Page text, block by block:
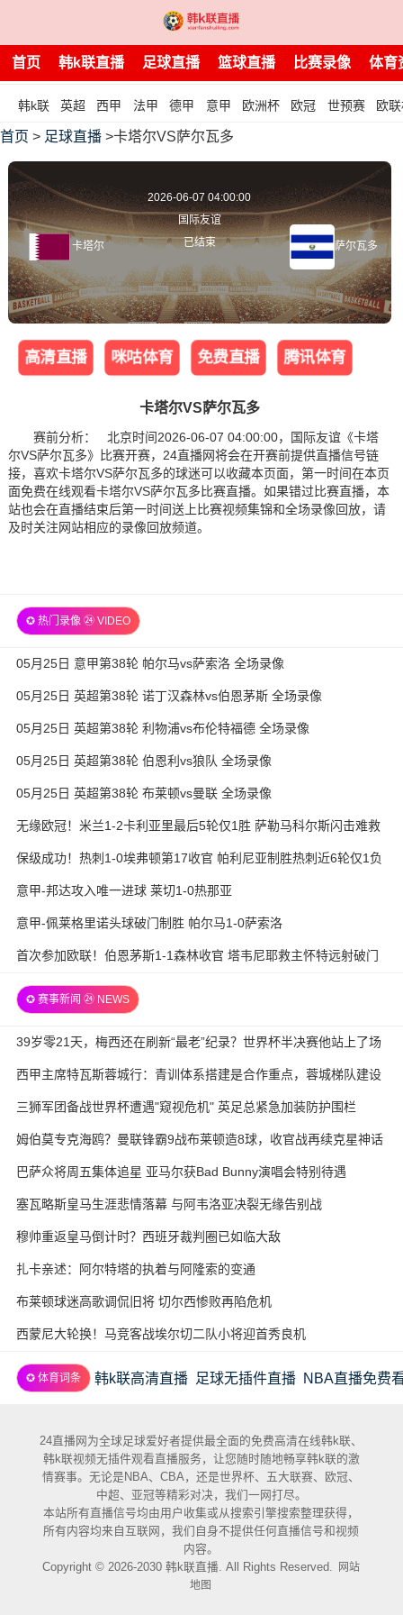
首页 韩k联直播 足球直播 篮球直播 比赛录像 体育
韩k联 英超 西甲 法甲 德甲 意甲 欧洲杯 欧冠 世预赛 欧
首页 > 足球直播 >卡塔尔VS萨尔瓦多
卡塔尔
2026-06-07 04:00:00
国际友谊
已结束
萨尔瓦多
高清直播 咪咕体育 免费直播 腾讯体育
卡塔尔VS萨尔瓦多
赛前分析： 北京时间2026-06-07 04:00:00，国际友谊《卡塔
尔VS萨尔瓦多》比赛开赛，24直播网将会在开赛前提供直播信号链
接，喜欢卡塔尔VS萨尔瓦多的球迷可以收藏本页面，第一时间在本页
面免费在线观看卡塔尔VS萨尔瓦多比赛直播。如果错过比赛直播，本
站也会在直播结束后第一时间送上比赛视频集锦和全场录像回放，请
及时关注网站相应的录像回放频道。
✪ 热门录像 ㉔ VIDEO
05月25日 意甲第38轮 帕尔马vs萨索洛 全场录像
05月25日 英超第38轮 诺丁汉森林vs伯恩茅斯 全场录像
05月25日 英超第38轮 利物浦vs布伦特福德 全场录像
05月25日 英超第38轮 伯恩利vs狼队 全场录像
05月25日 英超第38轮 布莱顿vs曼联 全场录像
无缘欧冠！米兰1-2卡利亚里最后5轮仅1胜 萨勒马科尔斯闪击难救
主
保级成功！热刺1-0埃弗顿第17收官 帕利尼亚制胜热刺近6轮仅1负
意甲-邦达攻入唯一进球 莱切1-0热那亚
意甲-佩莱格里诺头球破门制胜 帕尔马1-0萨索洛
首次参加欧联！伯恩茅斯1-1森林收官 塔韦尼耶救主怀特远射破门
✪ 赛事新闻 ㉔ NEWS
39岁零21天，梅西还在刷新“最老”纪录？世界杯半决赛他站上了场
西甲主席特瓦斯蓉城行：青训体系搭建是合作重点，蓉城梯队建设
待加强
三狮军团备战世界杯遭遇"窥视危机" 英足总紧急加装防护围栏
姆伯莫专克海鸥？曼联锋霸9战布莱顿造8球，收官战再续克星神话
巴萨众将周五集体追星 亚马尔获Bad Bunny演唱会特别待遇
塞瓦略斯皇马生涯悲情落幕 与阿韦洛亚决裂无缘告别战
穆帅重返皇马倒计时？西班牙裁判圈已如临大敌
扎卡亲述：阿尔特塔的执着与阿隆索的变通
布莱顿球迷高歌调侃旧将 切尔西惨败再陷危机
西蒙尼大轮换！马竞客战埃尔切二队小将迎首秀良机
✪ 体育词条 韩k联高清直播 足球无插件直播 NBA直播免费
24直播网为全球足球爱好者提供最全面的免费高清在线韩k联、
韩k联视频无插件观看直播服务，让您随时随地畅享韩k联的激
情赛事。无论是NBA、CBA，还是世界杯、五大联赛、欧冠、
中超、亚冠等精彩对决，我们一网打尽。
本站所有直播信号均由用户收集或从搜索引擎搜索整理获得，
所有内容均来自互联网，我们自身不提供任何直播信号和视频
内容。
Copyright © 2026-2030 韩k联直播. All Rights Reserved.
网站
地图